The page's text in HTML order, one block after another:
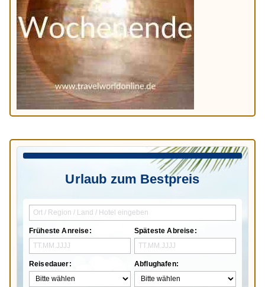
Urlaub zum Bestpreis
Früheste Anreise:
Reisedauer:
Späteste Abreise:
Abflughafen: